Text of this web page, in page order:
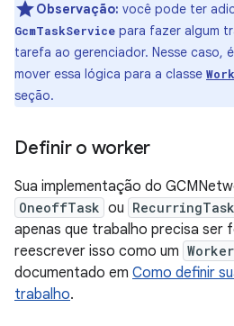
Observação: você pode ter
GcmTaskService para fazer algum
tarefa ao gerenciador. Nesse caso,
mover essa lógica para a classe
seção.
Definir o worker
Sua implementação do
OneoffTask ou RecurringTask
apenas que trabalho precisa ser
reescrever isso como um Worker
documentado em Como definir
trabalho.